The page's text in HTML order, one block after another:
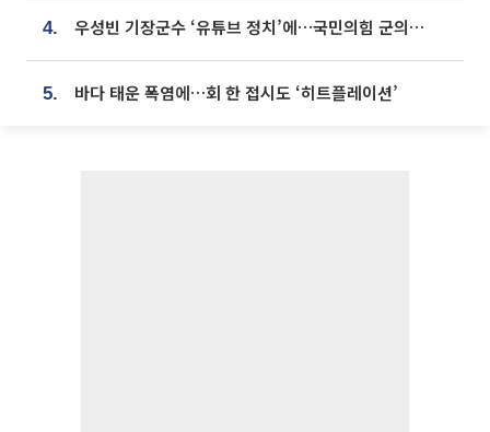
4. 우성빈 기장군수 ‘유튜브 정치’에…국민의힘 군의원들 집단 반발
5. 바다 태운 폭염에…회 한 접시도 ‘히트플레이션’